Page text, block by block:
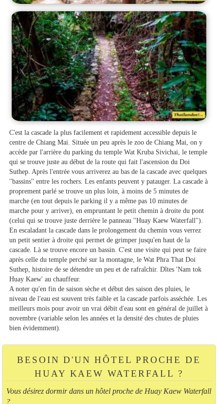
C'est la cascade la plus facilement et rapidement accessible depuis le
centre de Chiang Mai. Située un peu après le zoo de Chiang Mai, on y
accède par l'arrière du parking du temple Wat Kruba Sivichai, le temple
qui se trouve juste au début de la route qui fait l'ascension du Doi
Suthep. Après l'entrée vous arriverez au bas de la cascade avec quelques
''bassins'' entre les rochers. Les enfants peuvent y patauger. La cascade à
proprement parlé se trouve un plus loin, à moins de 5 minutes de
marche (en tout depuis le parking il y a même pas 10 minutes de
marche pour y arriver), en empruntant le petit chemin à droite du pont
(celui qui se trouve juste derrière le panneau ''Huay Kaew Waterfall'').
En escaladant la cascade dans le prolongement du chemin vous verrez
un petit sentier à droite qui permet de grimper jusqu'en haut de la
cascade. Là se trouve encore un bassin. C'est une visite qui peut se faire
après celle du temple perché sur la montagne, le Wat Phra That Doi
Suthep, histoire de se détendre un peu et de rafraîchir. Dîtes 'Nam tok
Huay Kaew' au chauffeur.
A noter qu'en fin de saison sèche et début des saison des pluies, le
niveau de l'eau est souvent très faible et la cascade parfois asséchée. Les
meilleurs mois pour avoir un vrai débit d'eau sont en général de juillet à
novembre (variable selon les années et la densité des chutes de pluies
bien évidemment).
BESOIN D'UN HÔTEL PROCHE DE
HUAY KAEW WATERFALL ?
Vous désirez dormir dans un hôtel proche de Huay Kaew Waterfall
?